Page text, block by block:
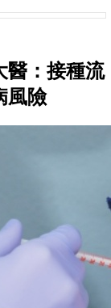
醫：接種流
風險